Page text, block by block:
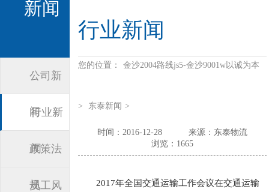
新闻
公司新
闻
行业新
闻
政策法
规
员工风
行业新闻
您的位置： 金沙2004路线js5-金沙9001w以诚为本
> 东泰新闻 >
时间：2016-12-28
来源：东泰物流
浏览：1665
2017年全国交通运输工作会议在交通运输